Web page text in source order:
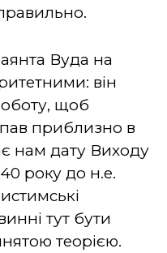
Вуда на
він
щоб
приблизно в
нам дату Виходу
року до н.е.
тут бути
теорією.